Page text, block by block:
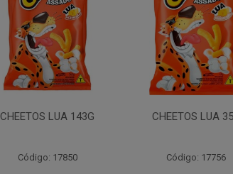
CHEETOS LUA 143G
Código: 17850
CHEETOS LUA
Código: 17756